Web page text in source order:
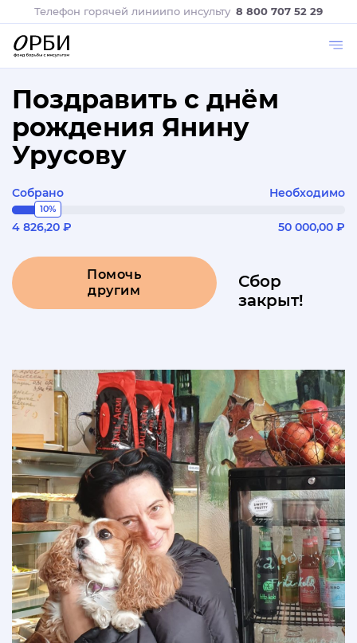
Телефон горячей линиипо инсульту 8 800 707 52 29
Поздравить с днём
рождения Янину
Урусову
Собрано Необходимо
10%
4 826,20 ₽ 50 000,00 ₽
Помочь
другим
Сбор
закрыт!